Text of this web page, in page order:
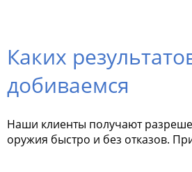
Каких
добиваемся
Наши клиенты получают
оружия быстро и без отказов.